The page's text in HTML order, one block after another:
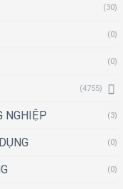
(30)
(0)
(0)
(4755)
NGHIỆP (3)
(0)
(0)